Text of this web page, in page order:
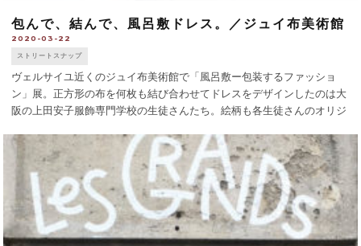
包んで、結んで、風呂敷ドレス。／ジュイ布美術館
2020-03-22
ストリートスナップ
ヴェルサイユ近くのジュイ布美術館で「風呂敷ー包装するファッショ
ン」展。正方形の布を何枚も結び合わせてドレスをデザインしたのは大
阪の上田安子服飾専門学校の生徒さんたち。絵柄も各生徒さんのオリジ
す。とはいえ布の雰囲気は、1 [...]